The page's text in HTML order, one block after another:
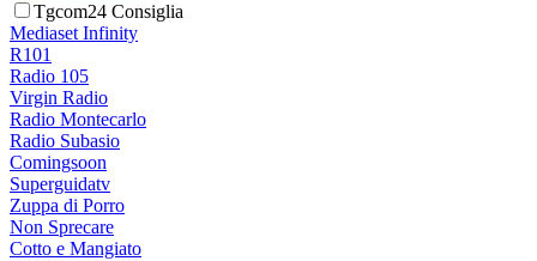
Tgcom24 Consiglia
Mediaset Infinity
R101
Radio 105
Virgin Radio
Radio Montecarlo
Radio Subasio
Comingsoon
Superguidatv
Zuppa di Porro
Non Sprecare
Cotto e Mangiato